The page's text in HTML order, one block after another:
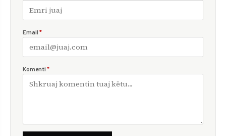
Email *
Komenti *